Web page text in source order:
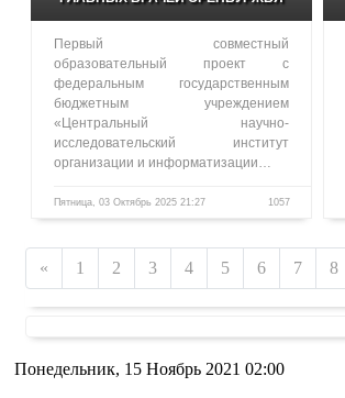
Первый совместный
образовательный проект с
федеральным государственным
бюджетным учреждением
«Центральный научно-
исследовательский институт
организации и информатизации…
Пятница, 03 Октябрь 2025 21:27 1057
« 1 2 3 4 5 6 7 8
Понедельник, 15 Ноябрь 2021 02:00